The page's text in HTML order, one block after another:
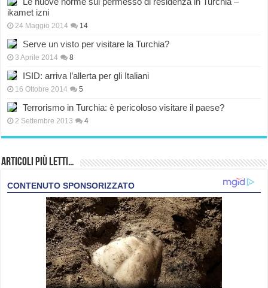
ikamet izni
24 Maggio 2014 14
Serve un visto per visitare la Turchia?
3 Aprile 2014 8
ISID: arriva l’allerta per gli Italiani
16 Ottobre 2014 5
Terrorismo in Turchia: è pericoloso visitare il paese?
2 Settembre 2013 4
Articoli più Letti…